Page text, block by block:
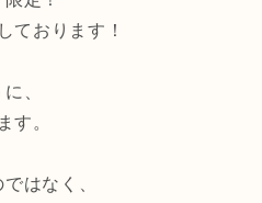
ております！
、
す。
はなく、